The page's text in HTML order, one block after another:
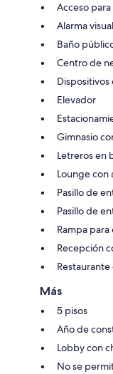
Acceso
Alarma
Baño
Centro de
Elevador
Gimnasio
Letreros en
Lounge con
Pasillo de
Pasillo de
Rampa
Recepción
Más
5 pisos
Año de
Lobby con
No se